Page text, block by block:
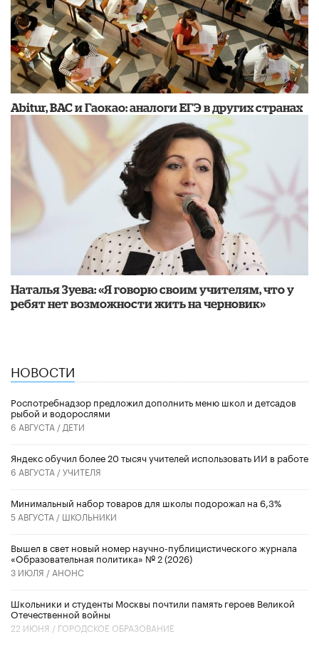
Abitur, BAC и Гаокао: аналоги ЕГЭ в других странах
Наталья Зуева: «Я говорю своим учителям, что у
ребят нет возможности жить на черновик»
НОВОСТИ
Роспотребнадзор предложил дополнить меню школ и детсадов
рыбой и водорослями
6 АВГУСТА / ДЕТИ
​Яндекс обучил более 20 тысяч учителей использовать ИИ в работе
6 АВГУСТА /УЧИТЕЛЯ
Минимальный набор товаров для школы подорожал на 6,3%
5 АВГУСТА / ШКОЛЬНИКИ
Вышел в свет новый номер научно-публицистического журнала
«Образовательная политика» № 2 (2026)
3 ИЮЛЯ / АНОНС
Школьники и студенты Москвы почтили память героев Великой
Отечественной войны
22 ИЮНЯ / ГОРОДСКОЕ ОБРАЗОВАНИЕ